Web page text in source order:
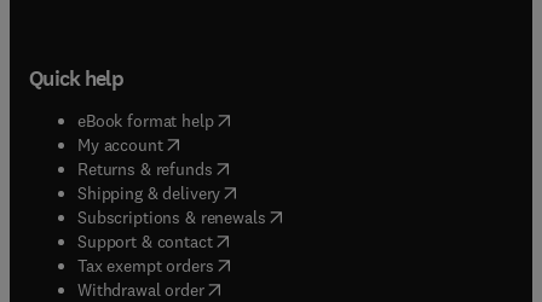
Quick help
eBook format help( opens in new tab/window
My account( opens in new tab/window
Returns & refunds( opens in new tab/window
Shipping & delivery(opens in new tab/window
Subscriptions & renewals( opens in new tab/window
Support & contact( opens in new tab/window
Tax exempt orders( opens in new tab/window
Withdrawal order